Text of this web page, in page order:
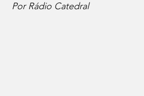
Por Rádio Catedral